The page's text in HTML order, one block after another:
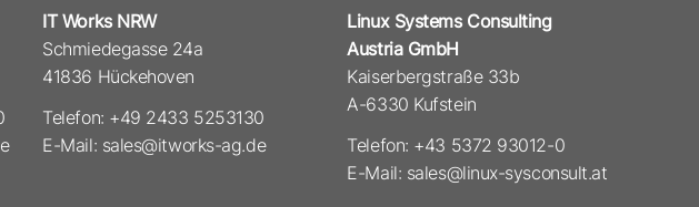
IT Works NRW
Schmiedegasse 24a
41836 Hückehoven
Telefon: +49 2433 5253130
E-Mail: sales@itworks-ag.de
Linux Systems Consulting
Austria GmbH
Kaiserbergstraße 33b
A-6330 Kufstein
Telefon: +43 5372 93012-0
E-Mail: sales@linux-sysconsult.at